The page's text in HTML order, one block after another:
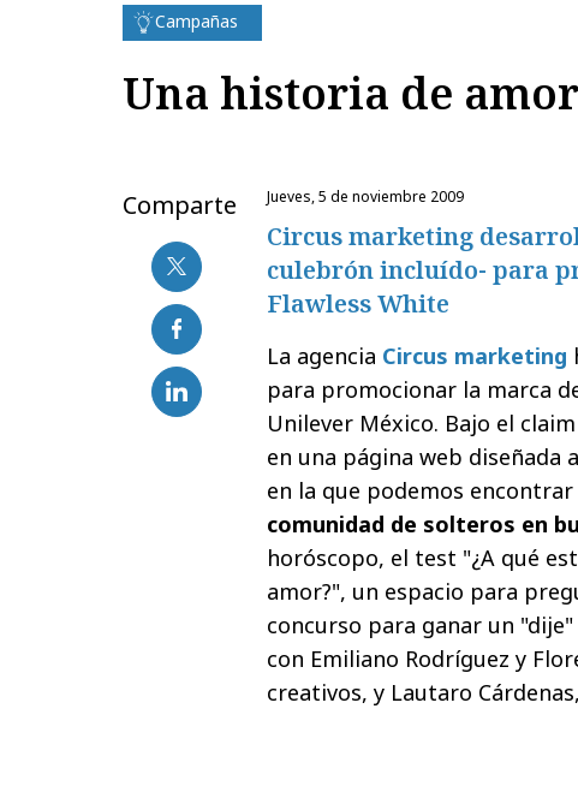
Campañas
Una historia de amor
Comparte jueves, 5 de noviembre 2009
Circus marketing
culebrón incluído- para
Flawless White
La agencia Circus marketing
para promocionar la marca
Unilever México. Bajo el claim
en una página web diseñada
en la que podemos
comunidad de solteros en
horóscopo, el test "¿A qué
amor?", un espacio para
concurso para ganar un
con Emiliano Rodríguez y
creativos, y Lautaro